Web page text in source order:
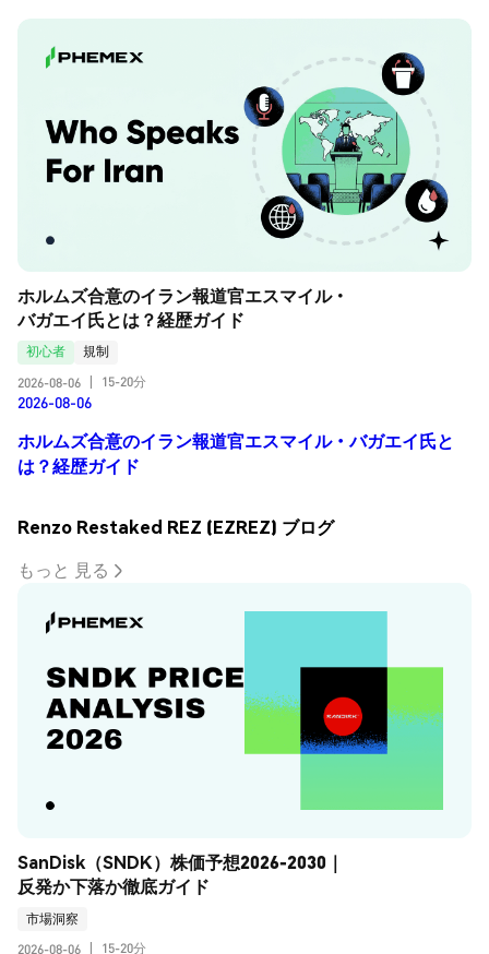
ホルムズ合意のイラン報道官エスマイル・
バガエイ氏とは？経歴ガイド
初心者
規制
2026-08-06
15-20分
2026-08-06
ホルムズ合意のイラン報道官エスマイル・バガエイ氏と
は？経歴ガイド
Renzo Restaked REZ (EZREZ) ブログ
もっと 見る
SanDisk（SNDK）株価予想2026-2030｜
反発か下落か徹底ガイド
市場洞察
2026-08-06
15-20分